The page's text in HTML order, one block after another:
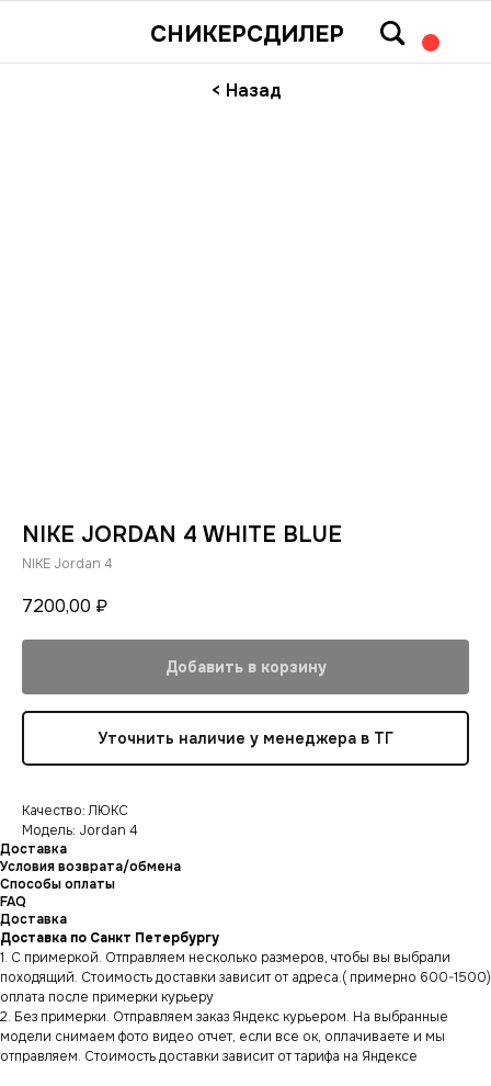
СНИКЕРСДИЛЕР
< Назад
NIKE JORDAN 4 WHITE BLUE
NIKE Jordan 4
7200,00 ₽
Добавить в корзину
Уточнить наличие у менеджера в ТГ
Качество: ЛЮКС
Модель: Jordan 4
Доставка
Условия возврата/обмена
Способы оплаты
FAQ
Доставка
Доставка по Санкт Петербургу
1. С примеркой. Отправляем несколько размеров, чтобы вы выбрали
походящий. Стоимость доставки зависит от адреса.( примерно 600-1500)
оплата после примерки курьеру
2. Без примерки. Отправляем заказ Яндекс курьером. На выбранные
модели снимаем фото видео отчет, если все ок, оплачиваете и мы
отправляем. Стоимость доставки зависит от тарифа на Яндексе